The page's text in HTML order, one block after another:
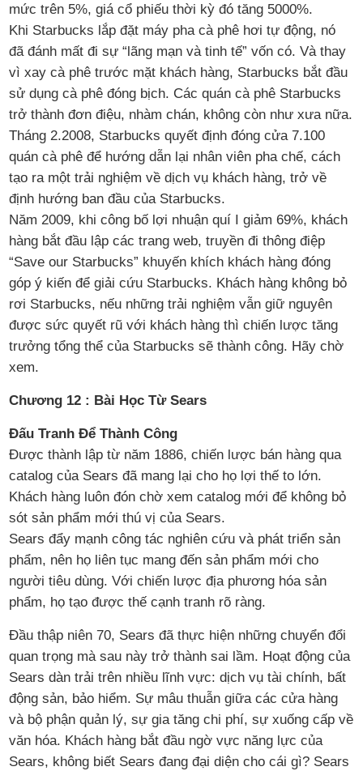
mức trên 5%, giá cổ phiếu thời kỳ đó tăng 5000%.
Khi Starbucks lắp đặt máy pha cà phê hơi tự động, nó
đã đánh mất đi sự “lãng mạn và tinh tế” vốn có. Và thay
vì xay cà phê trước mặt khách hàng, Starbucks bắt đầu
sử dụng cà phê đóng bịch. Các quán cà phê Starbucks
trở thành đơn điệu, nhàm chán, không còn như xưa nữa.
Tháng 2.2008, Starbucks quyết định đóng cửa 7.100
quán cà phê để hướng dẫn lại nhân viên pha chế, cách
tạo ra một trải nghiệm về dịch vụ khách hàng, trở về
định hướng ban đầu của Starbucks.
Năm 2009, khi công bố lợi nhuận quí I giảm 69%, khách
hàng bắt đầu lập các trang web, truyền đi thông điệp
“Save our Starbucks” khuyến khích khách hàng đóng
góp ý kiến để giải cứu Starbucks. Khách hàng không bỏ
rơi Starbucks, nếu những trải nghiệm vẫn giữ nguyên
được sức quyết rũ với khách hàng thì chiến lược tăng
trưởng tổng thể của Starbucks sẽ thành công. Hãy chờ
xem.
Chương 12 : Bài Học Từ Sears
Đấu Tranh Để Thành Công
Được thành lập từ năm 1886, chiến lược bán hàng qua
catalog của Sears đã mang lại cho họ lợi thế to lớn.
Khách hàng luôn đón chờ xem catalog mới để không bỏ
sót sản phẩm mới thú vị của Sears.
Sears đẩy mạnh công tác nghiên cứu và phát triển sản
phẩm, nên họ liên tục mang đến sản phẩm mới cho
người tiêu dùng. Với chiến lược địa phương hóa sản
phẩm, họ tạo được thế cạnh tranh rõ ràng.
Đầu thập niên 70, Sears đã thực hiện những chuyển đổi
quan trọng mà sau này trở thành sai lầm. Hoạt động của
Sears dàn trải trên nhiều lĩnh vực: dịch vụ tài chính, bất
động sản, bảo hiểm. Sự mâu thuẫn giữa các cửa hàng
và bộ phận quản lý, sự gia tăng chi phí, sự xuống cấp về
văn hóa. Khách hàng bắt đầu ngờ vực năng lực của
Sears, không biết Sears đang đại diện cho cái gì? Sears